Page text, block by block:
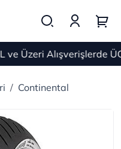
Üzeri Alışverişlerde
Continental